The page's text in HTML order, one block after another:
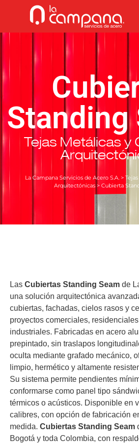
Standing
Tejas Metálicas y
La Campana Servicios de Acero S.A.>
Arquitectónicas> Cubierta
Las Cubiertas Standing Seam de
una solución arquitectónica
cubiertas, fachadas, cielos rasos y
proyectos comerciales,
industriales. Fabricadas en acero
prepintado, sin traslapos
oculta mediante grafado mecánico,
limpio, hermético y altamente
Su sistema permite pendientes
conformarse como panel tipo
térmicos o acústicos. Disponible en
calibres, con opción de fabricación
medida. Cubiertas Standing Seam
Bogotá y toda Colombia, con